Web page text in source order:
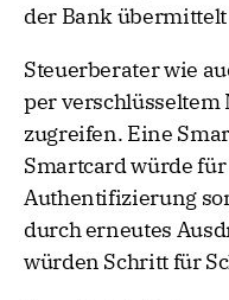
der Bank
Steuerberater wie
per verschlüsseltem
zugreifen. Eine
Smartcard würde
Authentifizierung
durch erneutes
würden Schritt für